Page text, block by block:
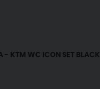
- KTM WC ICON SET BLACK